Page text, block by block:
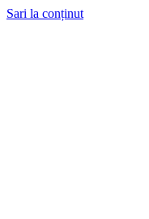
Sari la conținut